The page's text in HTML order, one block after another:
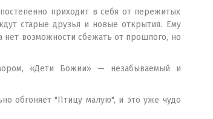
приходит в себя от пережитых
старые друзья и новые открытия. Ему
возможности сбежать от прошлого, но
«Дети Божии» — незабываемый и
обгоняет "Птицу малую", и это уже чудо